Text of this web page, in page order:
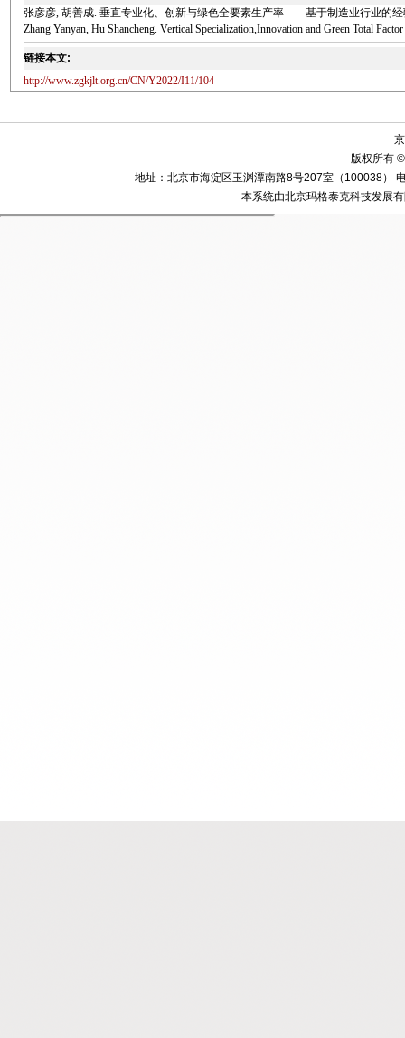
张彦彦, 胡善成. 垂直专业化、创新与绿色全要素生产率——基于制造业行业的经
Zhang Yanyan, Hu Shancheng. Vertical Specialization,Innovation and Green Total
链接本文:
http://www.zgkjlt.org.cn/CN/Y2022/I11/104
版权所有
地址：北京市海淀区玉渊潭南路8号207室（100038）
本系统由北京玛格泰克科技发展